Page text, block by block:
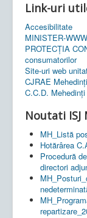
Link-uri
Accesibilitate
MINISTER-
PROTECȚIA
consumatorilor
Site-uri web
CJRAE Mehedinți
C.C.D.
Noutati ISJ
MH_Listă
Hotărârea
Procedură
directori